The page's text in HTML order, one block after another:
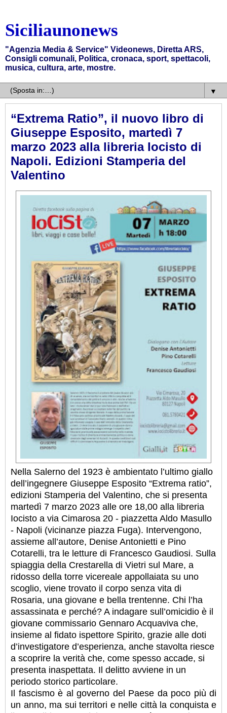
Siciliaunonews
"Agenzia Media & Service" Videonews, Diretta ARS,
Consigli comunali, Politica, cronaca, sport, spettacoli,
musica, cultura, arte, mostre.
▼
“Extrema Ratio”, il nuovo libro di
Giuseppe Esposito, martedì 7
marzo 2023 alla libreria Iocisto di
Napoli. Edizioni Stamperia del
Valentino
Nella Salerno del 1923 è ambientato l’ultimo giallo
dell’ingegnere Giuseppe Esposito “Extrema ratio”,
edizioni Stamperia del Valentino, che si presenta
martedì 7 marzo 2023 alle ore 18,00 alla libreria
Iocisto a via Cimarosa 20 - piazzetta Aldo Masullo
- Napoli (vicinanze piazza Fuga). Intervengono,
assieme all’autore, Denise Antonietti e Pino
Cotarelli, tra le letture di Francesco Gaudiosi. Sulla
spiaggia della Crestarella di Vietri sul Mare, a
ridosso della torre vicereale appollaiata su uno
scoglio, viene trovato il corpo senza vita di
Rosaria, una giovane e bella trentenne. Chi l’ha
assassinata e perché? A indagare sull’omicidio è il
giovane commissario Gennaro Acquaviva che,
insieme al fidato ispettore Spirito, grazie alle doti
d’investigatore d’esperienza, anche stavolta riesce
a scoprire la verità che, come spesso accade, si
presenta inaspettata. Il delitto avviene in un
periodo storico particolare.
Il fascismo è al governo del Paese da poco più di
un anno, ma sui territori e nelle città la conquista e